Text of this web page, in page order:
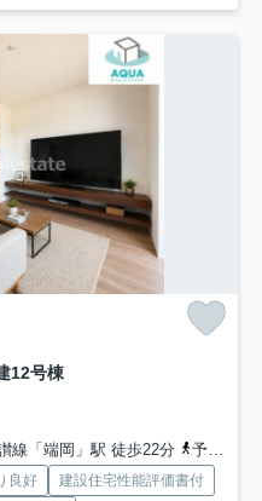
12号棟
線「端岡」駅 徒歩22分 予讃線「讃岐府中」駅 徒歩42分
良好
建設住宅性能評価書付